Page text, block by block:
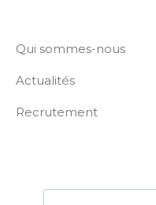
Qui sommes-nous
Actualités
Recrutement